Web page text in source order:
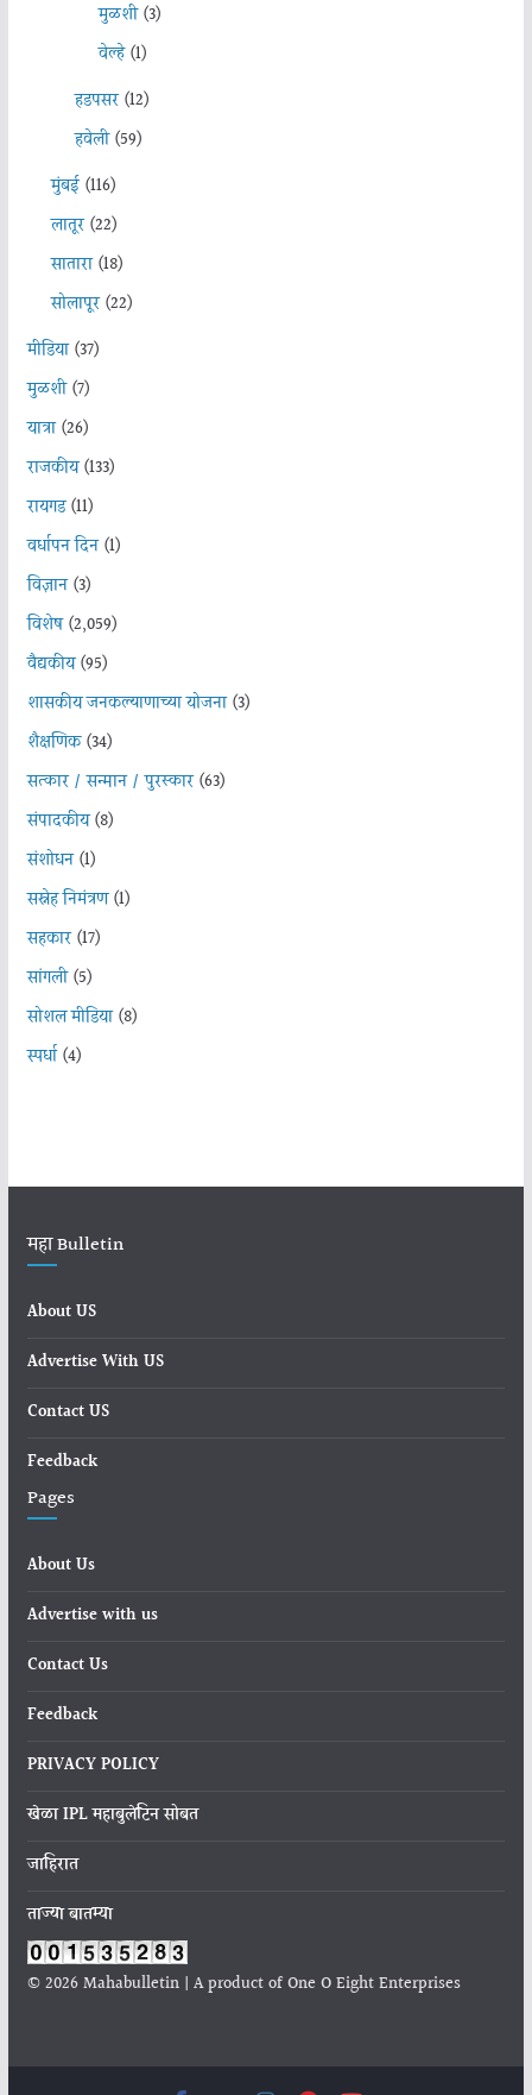
मुळशी(3)
वेल्हे(1)
हडपसर(12)
हवेली(59)
मुंबई(116)
लातूर(22)
सातारा(18)
सोलापूर(22)
मीडिया(37)
मुळशी(7)
यात्रा(26)
राजकीय(133)
रायगड(11)
वर्धापन दिन(1)
विज्ञान(3)
विशेष(2,059)
वैद्यकीय(95)
शासकीय जनकल्याणाच्या योजना(3)
शैक्षणिक(34)
सत्कार / सन्मान / पुरस्कार(63)
संपादकीय(8)
संशोधन(1)
सस्नेह निमंत्रण(1)
सहकार(17)
सांगली(5)
सोशल मीडिया(8)
स्पर्धा(4)
महा Bulletin
About US
Advertise With US
Contact US
Feedback
Pages
About Us
Advertise with us
Contact Us
Feedback
PRIVACY POLICY
खेळा IPL महाबुलेटिन सोबत
जाहिरात
ताज्या बातम्या
© 2026 Mahabulletin | A product of One O Eight Enterprises